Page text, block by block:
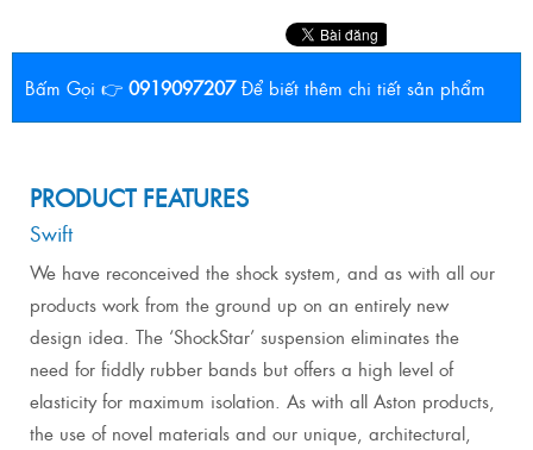
Bấm Gọi 👉 0919097207 Để biết thêm chi tiết sản phẩm
PRODUCT FEATURES
Swift
We have reconceived the shock system, and as with all our
products work from the ground up on an entirely new
design idea. The ‘ShockStar’ suspension eliminates the
need for fiddly rubber bands but offers a high level of
elasticity for maximum isolation. As with all Aston products,
the use of novel materials and our unique, architectural,